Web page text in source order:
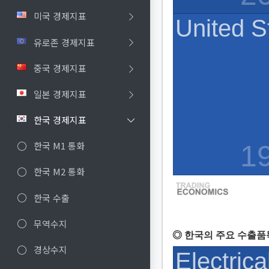
미국 경제지표
유로존 경제지표
중국 경제지표
일본 경제지표
한국 경제지표
한국 M1 통화
한국 M2 통화
한국 수출
무역수지
경상수지
◎ 한국의 주요 수출품